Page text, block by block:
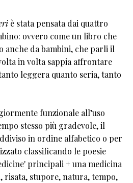
è stata pensata dai quattro
ovvero come un libro che
anche da bambini, che parli il
in volta sappia affrontare
leggera quanto seria, tanto
funzionale all’uso
stesso più gradevole, il
in ordine alfabetico o per
classificando le poesie
principali + una medicina
risata, stupore, natura, tempo,